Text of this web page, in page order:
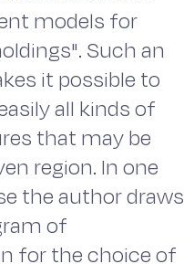
models for
Such an
it possible to
all kinds of
that may be
region. In one
the author draws
of
for the choice of